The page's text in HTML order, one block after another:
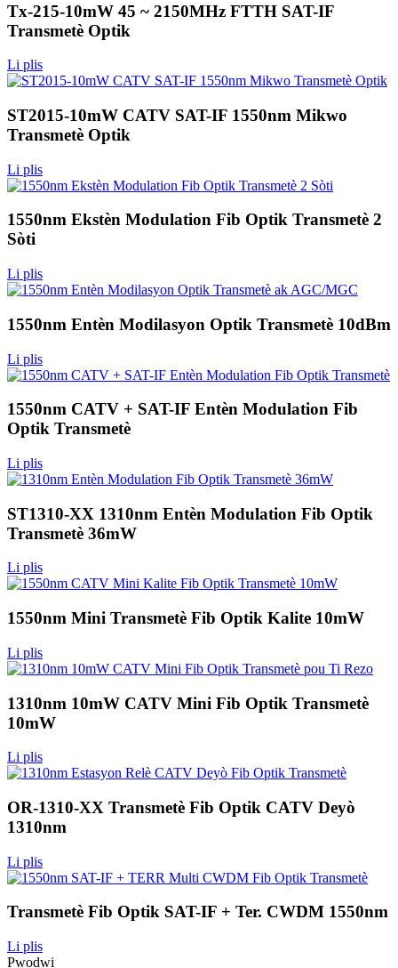
Tx-215-10mW 45 ~ 2150MHz FTTH SAT-IF
Transmetè Optik
Li plis
ST2015-10mW CATV SAT-IF 1550nm Mikwo
Transmetè Optik
Li plis
1550nm Ekstèn Modulation Fib Optik Transmetè 2
Sòti
Li plis
1550nm Entèn Modilasyon Optik Transmetè 10dBm
Li plis
1550nm CATV + SAT-IF Entèn Modulation Fib
Optik Transmetè
Li plis
ST1310-XX 1310nm Entèn Modulation Fib Optik
Transmetè 36mW
Li plis
1550nm Mini Transmetè Fib Optik Kalite 10mW
Li plis
1310nm 10mW CATV Mini Fib Optik Transmetè
10mW
Li plis
OR-1310-XX Transmetè Fib Optik CATV Deyò
1310nm
Li plis
Transmetè Fib Optik SAT-IF + Ter. CWDM 1550nm
Li plis
Pwodwi